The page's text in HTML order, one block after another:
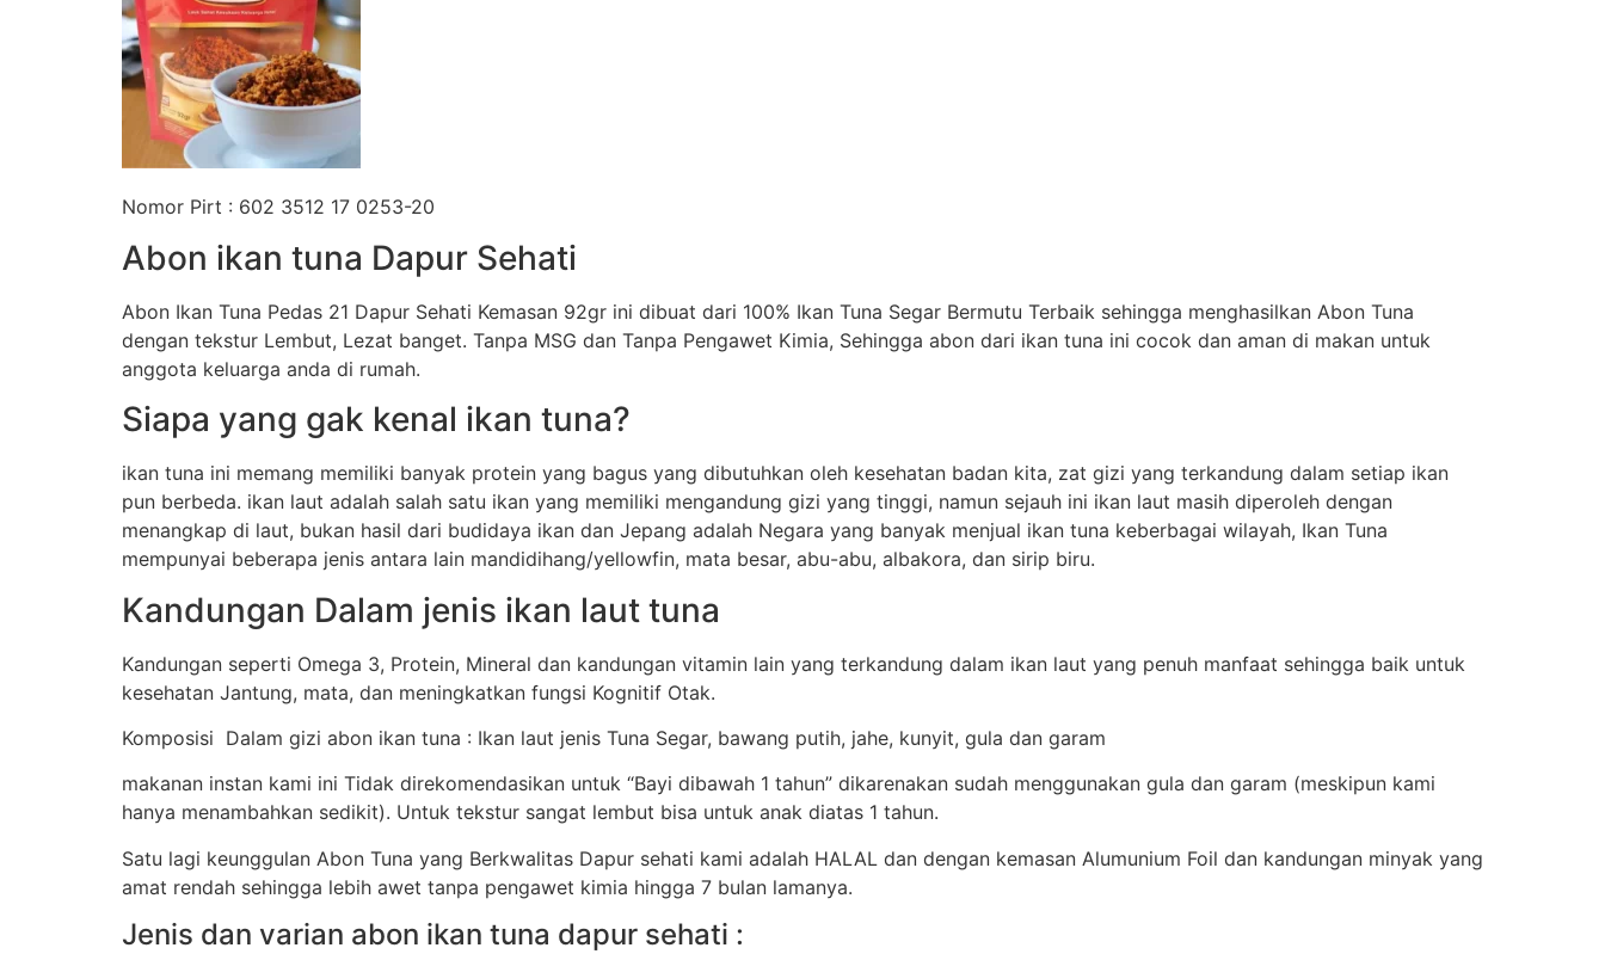
Nomor Pirt : 602 3512 17 0253-20
Abon ikan tuna Dapur Sehati
Abon Ikan Tuna Pedas 21 Dapur Sehati Kemasan 92gr ini dibuat dari 100% Ikan Tuna Segar Bermutu Terbaik sehingga menghasilkan Abon Tuna
dengan tekstur Lembut, Lezat banget. Tanpa MSG dan Tanpa Pengawet Kimia, Sehingga abon dari ikan tuna ini cocok dan aman di makan untuk
anggota keluarga anda di rumah.
Siapa yang gak kenal ikan tuna?
ikan tuna ini memang memiliki banyak protein yang bagus yang dibutuhkan oleh kesehatan badan kita, zat gizi yang terkandung dalam setiap ikan
pun berbeda. ikan laut adalah salah satu ikan yang memiliki mengandung gizi yang tinggi, namun sejauh ini ikan laut masih diperoleh dengan
menangkap di laut, bukan hasil dari budidaya ikan dan Jepang adalah Negara yang banyak menjual ikan tuna keberbagai wilayah, Ikan Tuna
mempunyai beberapa jenis antara lain mandidihang/yellowfin, mata besar, abu-abu, albakora, dan sirip biru.
Kandungan Dalam jenis ikan laut tuna
Kandungan seperti Omega 3, Protein, Mineral dan kandungan vitamin lain yang terkandung dalam ikan laut yang penuh manfaat sehingga baik untuk
kesehatan Jantung, mata, dan meningkatkan fungsi Kognitif Otak.
Komposisi Dalam gizi abon ikan tuna : Ikan laut jenis Tuna Segar, bawang putih, jahe, kunyit, gula dan garam
makanan instan kami ini Tidak direkomendasikan untuk “Bayi dibawah 1 tahun” dikarenakan sudah menggunakan gula dan garam (meskipun kami
hanya menambahkan sedikit). Untuk tekstur sangat lembut bisa untuk anak diatas 1 tahun.
Satu lagi keunggulan Abon Tuna yang Berkwalitas Dapur sehati kami adalah HALAL dan dengan kemasan Alumunium Foil dan kandungan minyak yang
amat rendah sehingga lebih awet tanpa pengawet kimia hingga 7 bulan lamanya.
Jenis dan varian abon ikan tuna dapur sehati :